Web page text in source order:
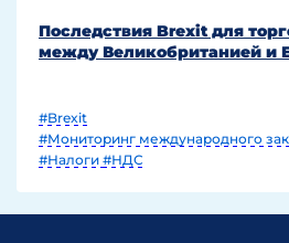
Последствия Brexit для
между Великобританией и
#Brexit
#Мониторинг международного
#Налоги #НДС